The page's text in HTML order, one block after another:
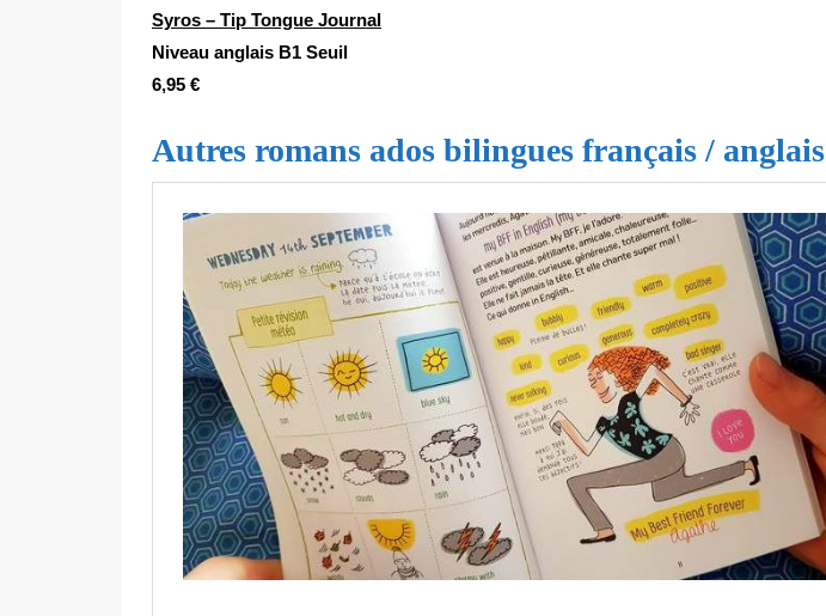
Syros – Tip Tongue Journal
Niveau anglais B1 Seuil
6,95 €
Autres romans ados bilingues français / anglais